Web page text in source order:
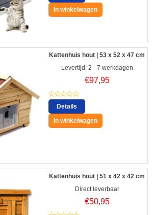
In winkelwagen
Kattenhuis hout | 53 x 52 x 47 cm
Levertijd: 2 - 7 werkdagen
€97,95
Details
In winkelwagen
Kattenhuis hout | 51 x 42 x 42 cm
Direct leverbaar
€50,95